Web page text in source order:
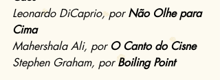
Leonardo DiCaprio, por Não Olhe para
Cima
Mahershala Ali, por O Canto do Cisne
Stephen Graham, por Boiling Point